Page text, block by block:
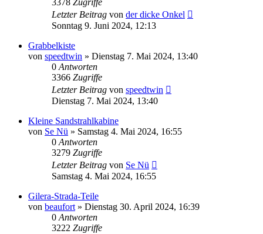
Letzter Beitrag von der dicke Onkel
Sonntag 9. Juni 2024, 12:13
Grabbelkiste
von speedtwin » Dienstag 7. Mai 2024, 13:40
0 Antworten
3366 Zugriffe
Letzter Beitrag von speedtwin
Dienstag 7. Mai 2024, 13:40
Kleine Sandstrahlkabine
von Se Nü » Samstag 4. Mai 2024, 16:55
0 Antworten
3279 Zugriffe
Letzter Beitrag von Se Nü
Samstag 4. Mai 2024, 16:55
Gilera-Strada-Teile
von beaufort » Dienstag 30. April 2024, 16:39
0 Antworten
3222 Zugriffe